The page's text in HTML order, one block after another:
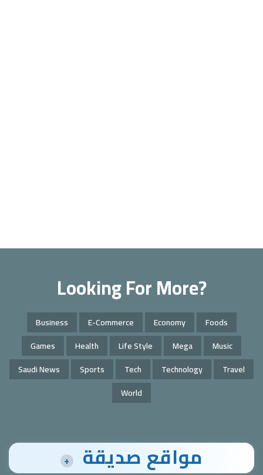
Looking For More?
Business E-Commerce Economy
Foods
Games
Health Life Style Mega
Music
Saudi News
Sports Tech Technology
Travel
World
مواقع صديقة +